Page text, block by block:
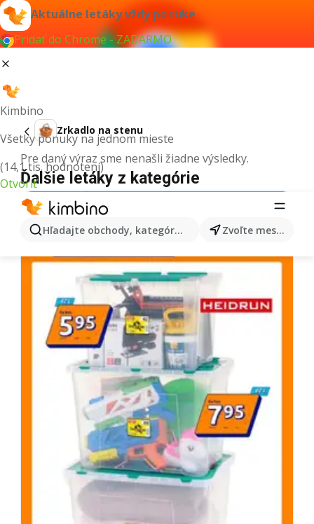
Aktuálne letáky vždy po ruke
Pridať do Chrome - ZADARMO
Kimbino
Všetky ponuky na jednom mieste
(14,1 tis. hodnotení)
Otvoriť
Hľadajte obchody, kategórie, produkty... Zvoľte mesto
Zrkadlo na stenu
Pre daný výraz sme nenašli žiadne výsledky.
Ďalšie letáky z kategórie